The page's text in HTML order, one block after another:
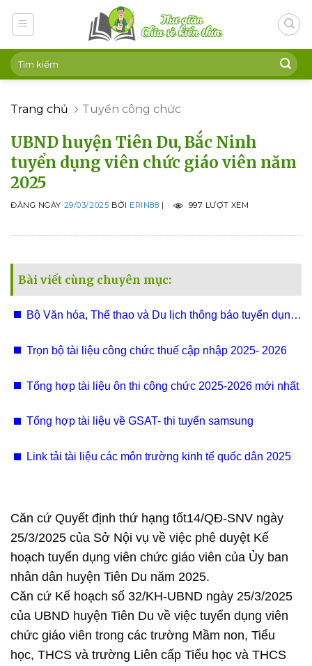
Trang chủ Tuyển công chức
UBND huyện Tiên Du, Bắc Ninh
tuyển dụng viên chức giáo viên năm
2025
ĐĂNG NGÀY 29/03/2025 BỞI ERIN88 | 997 LƯỢT XEM
Bài viết cùng chuyên mục:
Bộ Văn hóa, Thể thao và Du lịch thông báo tuyển dụng
Trọn bộ tài liệu công chức thuế cập nhập 2025- 2026
Tổng hợp tài liệu ôn thi công chức 2025-2026 mới nhất
Tổng hợp tài liệu về GSAT- thi tuyển samsung
Link tải tài liệu các môn trường kinh tế quốc dân 2025
Căn cứ Quyết định thứ hạng tốt14/QĐ-SNV ngày
25/3/2025 của Sở Nội vụ về việc phê duyệt Kế
hoạch tuyển dụng viên chức giáo viên của Ủy ban
nhân dân huyện Tiên Du năm 2025.
Căn cứ Kế hoạch số 32/KH-UBND ngày 25/3/2025
của UBND huyện Tiên Du về việc tuyển dụng viên
chức giáo viên trong các trường Mầm non, Tiểu
học, THCS và trường Liên cấp Tiểu học và THCS